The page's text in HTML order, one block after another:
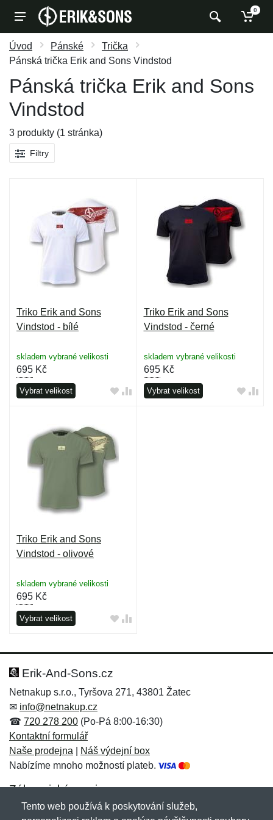
0
Úvod Pánské
Trička
Pánská trička Erik and Sons Vindstod
Pánská trička Erik and Sons
Vindstod
3 produkty (1 stránka)
Filtry
Triko Erik and Sons
Vindstod - bílé
skladem vybrané velikosti
695 Kč
Vybrat velikost
Triko Erik and Sons
Vindstod - černé
skladem vybrané velikosti
695Kč
Vybrat velikost
Triko Erik and Sons
Vindstod - olivové
skladem vybrané velikosti
695 Kč
Vybrat velikost
Erik-And-Sons.cz
Netnakup s.r.o., Tyršova 271, 43801 Žatec
✉ info@netnakup.cz
☎ 720 278 200 (Po-Pá 8:00-16:30)
Kontaktní formulář
Naše prodejna
Náš výdejní box
Nabízíme mnoho možností plateb.
Zákaznický servis
Novinky emailem
Tento web používá k poskytování služeb,